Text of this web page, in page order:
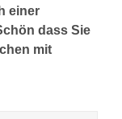
einer
dass Sie
mit